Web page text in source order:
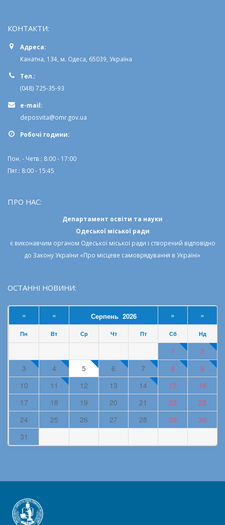
КОНТАКТИ:
Адреса:
Канатна, 134, м. Одеса, 65039, Україна
Тел.:
(048) 725-35-93
e-mail:
deposvita@omr.gov.ua
Робочi години:
Пон. - Четв.: 8:00 - 17:00
Пят.: 8:00 - 15:45
ПРО НАС:
Департамент освіти та науки
Одеської міської ради
є виконавчим органом Одеської міської ради і створений відповідно
до Закону України «Про місцеве самоврядування в Україні»
ОСТАННІ НОВИНИ:
« « Серпень 2026 » »
Пн Вт Ср Чт Пт Сб Нд
1
2
3
4 5 6 7 8
9
10
11 12 13 14 15
16
17
18 19 20 21 22
23
24
25 26 27 28 29
30
31